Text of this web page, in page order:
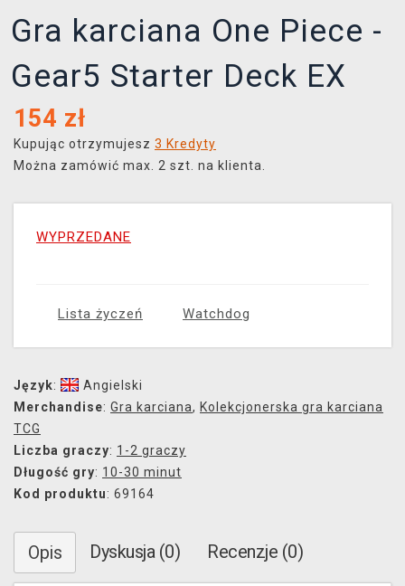
Gra karciana One Piece -
Gear5 Starter Deck EX
154 zł
Kupując otrzymujesz 3 Kredyty
Można zamówić max. 2 szt. na klienta.
WYPRZEDANE
Lista życzeń Watchdog
Język:
Angielski
Merchandise: Gra karciana, Kolekcjonerska gra karciana
TCG
Liczba graczy: 1-2 graczy
Długość gry: 10-30 minut
Kod produktu: 69164
Opis Dyskusja (0) Recenzje (0)